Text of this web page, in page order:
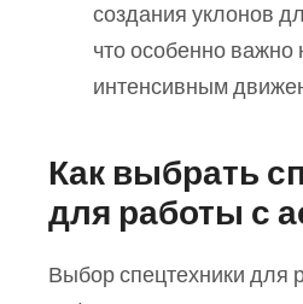
создания уклонов
что особенно важно
интенсивным
Как выбрать
для работы с
Выбор спецтехники для